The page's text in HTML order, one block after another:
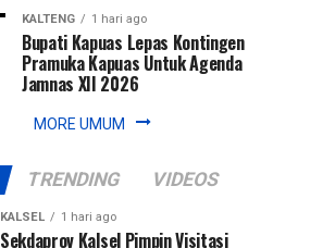
KALTENG 1 hari ago
Bupati Kapuas Lepas Kontingen
Pramuka Kapuas Untuk Agenda
Jamnas XII 2026
MORE UMUM
TRENDING VIDEOS
KALSEL 1 hari ago
Sekdaprov Kalsel Pimpin Visitasi